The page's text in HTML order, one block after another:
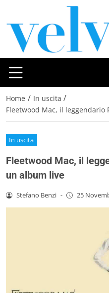
Home / In uscita /
Fleetwood Mac, il
In uscita
Fleetwood Mac, il
un album live
Stefano Benzi - 25